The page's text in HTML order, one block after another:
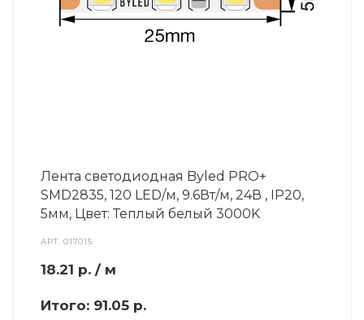
Лента светодиодная Byled PRO+
SMD2835, 120 LED/м, 9.6Вт/м, 24В , IP20,
5мм, Цвет: Теплый белый 3000K
АРТ.017015
18.21 р. / м
Итого: 91.05 р.